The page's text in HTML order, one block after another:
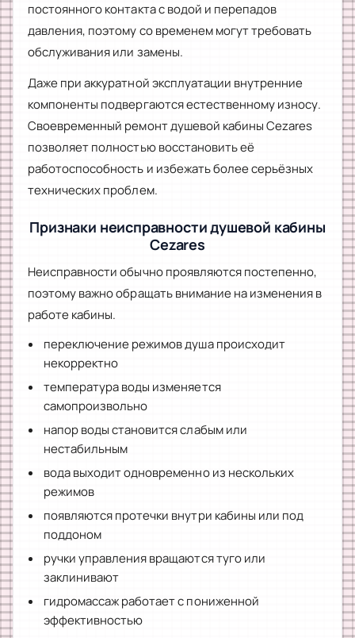
постоянного контакта с водой и перепадов
давления, поэтому со временем могут требовать
обслуживания или замены.
Даже при аккуратной эксплуатации внутренние
компоненты подвергаются естественному износу.
Своевременный ремонт душевой кабины Cezares
позволяет полностью восстановить её
работоспособность и избежать более серьёзных
технических проблем.
Признаки неисправности душевой кабины
Cezares
Неисправности обычно проявляются постепенно,
поэтому важно обращать внимание на изменения в
работе кабины.
переключение режимов душа происходит
некорректно
температура воды изменяется
самопроизвольно
напор воды становится слабым или
нестабильным
вода выходит одновременно из нескольких
режимов
появляются протечки внутри кабины или под
поддоном
ручки управления вращаются туго или
заклинивают
гидромассаж работает с пониженной
эффективностью